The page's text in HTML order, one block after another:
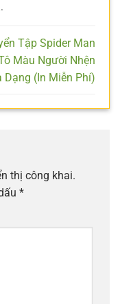
.
Tập Spider Man
Màu Người Nhện
Dạng (In Miễn Phí)
thị công khai.
*